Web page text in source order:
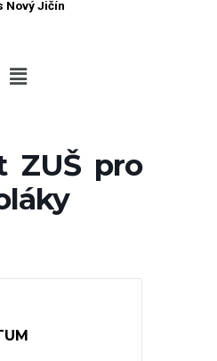
Nový Jičín
ZUŠ pro